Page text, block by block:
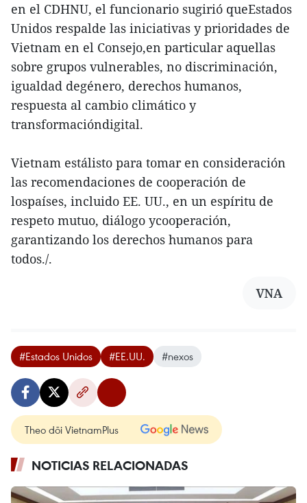
en el CDHNU, el funcionario sugirió queEstados
Unidos respalde las iniciativas y prioridades de
Vietnam en el Consejo,en particular aquellas
sobre grupos vulnerables, no discriminación,
igualdad degénero, derechos humanos,
respuesta al cambio climático y
transformacióndigital.
Vietnam estálisto para tomar en consideración
las recomendaciones de cooperación de
lospaíses, incluido EE. UU., en un espíritu de
respeto mutuo, diálogo ycooperación,
garantizando los derechos humanos para
todos./.
VNA
#Estados Unidos #EE.UU. #nexos
Theo dõi VietnamPlus
NOTICIAS RELACIONADAS